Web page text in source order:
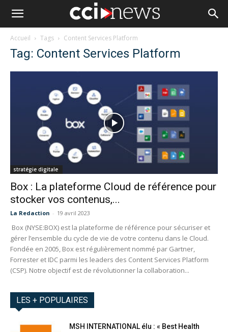
Accueil Tags Content Services Platform
Tag: Content Services Platform
stratégie digitale
Box : La plateforme Cloud de référence pour
stocker vos contenus,...
La Redaction - 19 avril 2023
Box (NYSE:BOX) est la plateforme de référence pour sécuriser et
gérer l’ensemble du cycle de vie de votre contenu dans le Cloud.
Fondée en 2005, Box est régulièrement nommé par Gartner,
Forrester et IDC parmi les leaders des Content Services Platform
(CSP). Notre objectif est de révolutionner la collaboration...
LES + POPULAIRES
MSH INTERNATIONAL élu : « Best Health